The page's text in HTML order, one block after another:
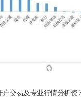
交易及专业行情分析资